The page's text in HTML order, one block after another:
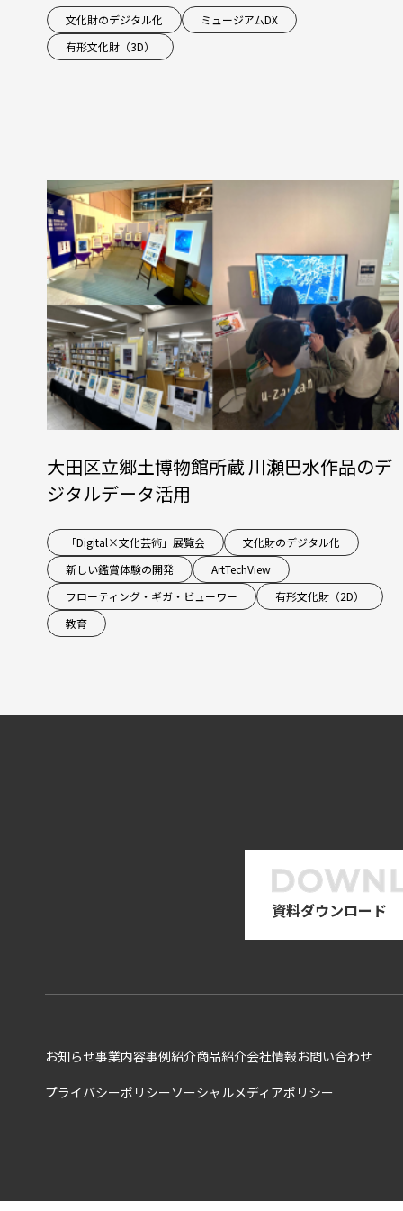
文化財のデジタル化
ミュージアムDX
有形文化財（3D）
大田区立郷土博物館所蔵 川瀬巴水作品のデ
ジタルデータ活用
「Digital×文化芸術」展覧会
文化財のデジタル化
新しい鑑賞体験の開発
ArtTechView
フローティング・ギガ・ビューワー
有形文化財（2D）
教育
資料ダウンロード
お知らせ事業内容事例紹介商品紹介会社情報お問い合わせ
プライバシーポリシーソーシャルメディアポリシー